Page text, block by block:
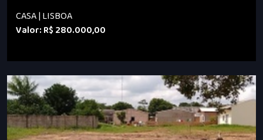
CASA | LISBOA
Valor: R$ 280.000,00